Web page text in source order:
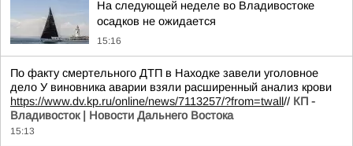
На следующей неделе во Владивостоке
осадков не ожидается
15:16
По факту смертельного ДТП в Находке завели уголовное
дело У виновника аварии взяли расширенный анализ крови
https://www.dv.kp.ru/online/news/7113257/?from=twall// КП -
Владивосток | Новости Дальнего Востока
15:13